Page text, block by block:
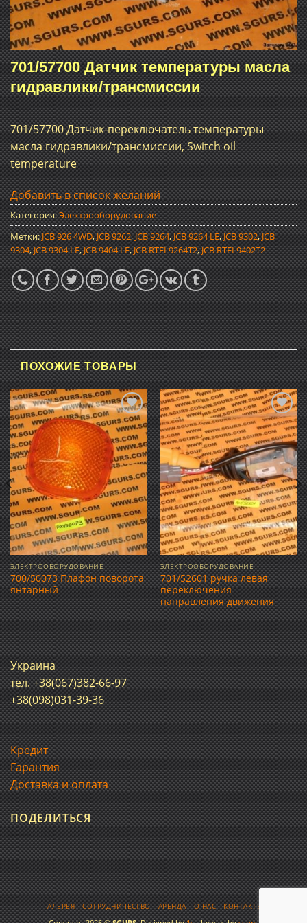
701/57700 Датчик температуры масла
гидравлики/трансмиссии
701/57700 Датчик-переключатель температуры
масла гидравлики/трансмиссии, Switch oil
temperature
Добавить в список желаний
Категория:Электрооборудование
Метки:JCB 926 4WD,JCB 9262,JCB 9264,JCB 9264 LE,JCB 9302,JCB
9304,JCB 9304 LE,JCB 9404 LE,JCB RTFL9264T2,JCB RTFL9402T2
ПОХОЖИЕ ТОВАРЫ
Добавить
в список
желаний
ЭЛЕКТРООБОРУДОВАНИЕ
700/50073 Плафон поворота
янтарный
Добавить
в список
желаний
ЭЛЕКТРООБОРУДОВАНИЕ
701/52601 ручка левая
переключения
направления движения
Украина
тел. +38(067)382-66-97
+38(098)031-39-36
Кредит
Гарантия
Доставка и оплата
ПОДЕЛИТЬСЯ
ГАЛЕРЕЯ СОТРУДНИЧЕСТВО АРЕНДА О НАС КОНТАКТЫ